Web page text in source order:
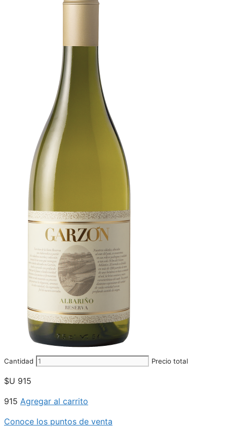
Cantidad Precio total
$U 915
915 Agregar al carrito
Conoce los puntos de venta